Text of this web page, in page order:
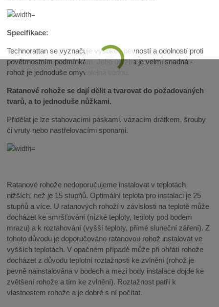
Specifikace:
Technorattan se vyznačuje vysokou pevností a odolností proti
povětrnostním podmínkám. Jeho údržba je velmi snadná -
rohož je jednoduše omyvatelná vodou.
Ratanové rohože se dají dělit a tvarovat do požadovaných
tvarů, a to jednoduše nůžkami.
Přidělat je lze stahovacími páskami, vázacím drátkem, šrouby
či vruty nebo nastřelovacími sponami.
Ratanové rohože nedoporučujeme instalovat v teplotách
nižších, než je 15 stupňů. Optimální teplota pro instalaci je 25
stupňů a více. U ratanových rohoží v závislosti na teplotě může
docházet ke smršťování (nízké teploty, teploty pod bodem
mrazu) a k roztahování (vyšší teploty, přímé sluneční záření). Z
tohoto důvodu je doporučováno ratanovou rohož instalovat ve
vyšších teplotách. V opačném případě může při ohřátí rohože
docházet z důvodu teplotní roztažnosti ke zvlnění (rohož je
pevně nainstalována v bodech a mezi body instalace dojde ke
zvětšení rohože a tím ke zvlnění). Roztažnost patří k
vlastnostem rohože a je dobré s ní počítat.